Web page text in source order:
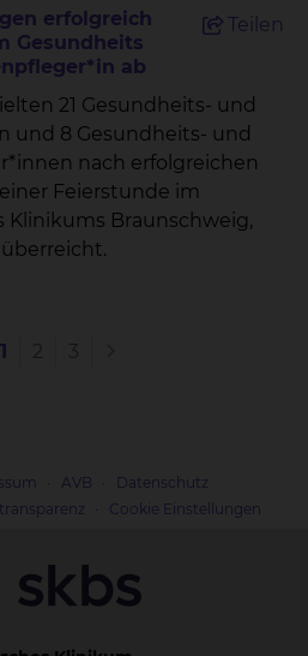
erfolgreich
Gesundheits
ab
Teilen
21 Gesundheits- und
und 8 Gesundheits- und
nach erfolgreichen
Feierstunde im
Braunschweig,
1
AVB
Datenschutz
Cookie Einstellungen